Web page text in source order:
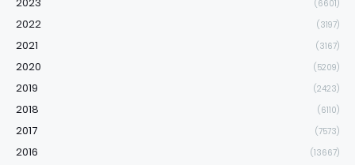
(6601)
2022 (3197)
2021 (3167)
2020 (5209)
2019 (2423)
2018 (6110)
2017 (7573)
2016 (13667)